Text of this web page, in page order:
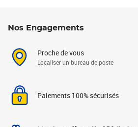
Nos Engagements
Proche de vous
Localiser un bureau de poste
Paiements 100% sécurisés